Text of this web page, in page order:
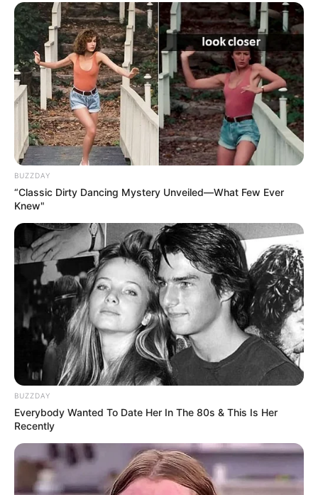
BUZZDAY
“Classic Dirty Dancing Mystery Unveiled—What Few Ever
Knew"
BUZZDAY
Everybody Wanted To Date Her In The 80s & This Is Her
Recently